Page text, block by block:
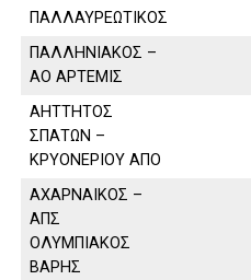
ΠΑΛΛΑΥΡΕΩΤΙΚΟΣ
ΠΑΛΛΗΝΙΑΚΟΣ –
ΑΟ ΑΡΤΕΜΙΣ
ΑΗΤΤΗΤΟΣ
ΣΠΑΤΩΝ –
ΚΡΥΟΝΕΡΙΟΥ ΑΠΟ
ΑΧΑΡΝΑΙΚΟΣ –
ΑΠΣ
ΟΛΥΜΠΙΑΚΟΣ
ΒΑΡΗΣ